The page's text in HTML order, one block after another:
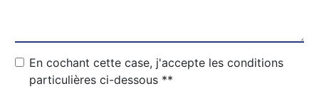
En cochant cette case, j'accepte les conditions
particulières ci-dessous **